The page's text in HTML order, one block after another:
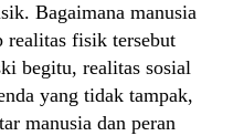
Bagaimana manusia
realitas fisik tersebut
begitu, realitas sosial
yang tidak tampak,
manusia dan peran